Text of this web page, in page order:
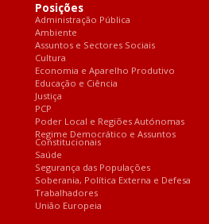
Posições
Administração Pública
Ambiente
Assuntos e Sectores Sociais
Cultura
Economia e Aparelho Produtivo
Educação e Ciência
Justiça
PCP
Poder Local e Regiões Autónomas
Regime Democrático e Assuntos
Constitucionais
Saúde
Segurança das Populações
Soberania, Política Externa e Defesa
Trabalhadores
União Europeia